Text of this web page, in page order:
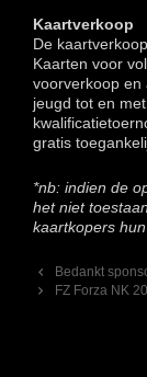
Kaartverkoop
De
Kaarten voor
voorverkoop en
jeugd tot en
gratis
*nb: indien de
het niet
kaartkopers
Berichtnavigatie
Bedankt
FZ Forza NK